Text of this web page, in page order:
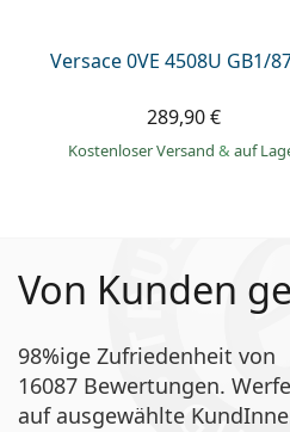
Versace 0VE 4508U GB1/
289,90 €
Kostenloser Versand & auf
Von Kunden
98%ige Zufriedenheit von
16087 Bewertungen.
auf ausgewählte